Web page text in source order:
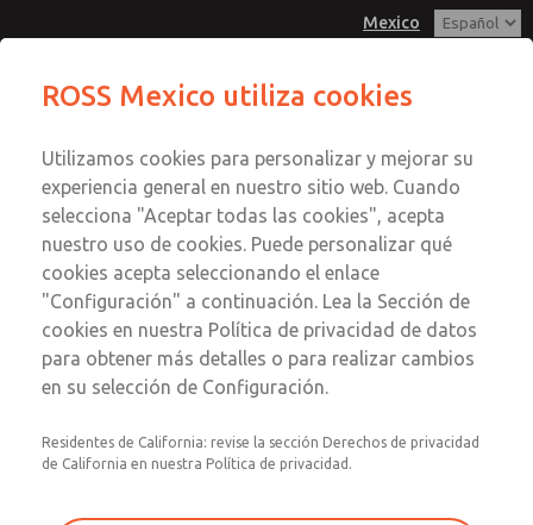
Mexico
Cuenta
Registrarse
Inscribirse
Opciones de base del colector de
válvulas
Opciones de base del colector de
Reguladores y módulos interpuestos, placas ciegas y
ROSS Mexico utiliza cookies
Utilizamos cookies para personalizar y mejorar su
experiencia general en nuestro sitio web. Cuando
selecciona "Aceptar todas las cookies", acepta
nuestro uso de cookies. Puede personalizar qué
cookies acepta seleccionando el enlace
"Configuración" a continuación. Lea la Sección de
cookies en nuestra Política de privacidad de datos
para obtener más detalles o para realizar cambios
en su selección de Configuración.
Residentes de California: revise la sección Derechos de privacidad
de California en nuestra Política de privacidad.